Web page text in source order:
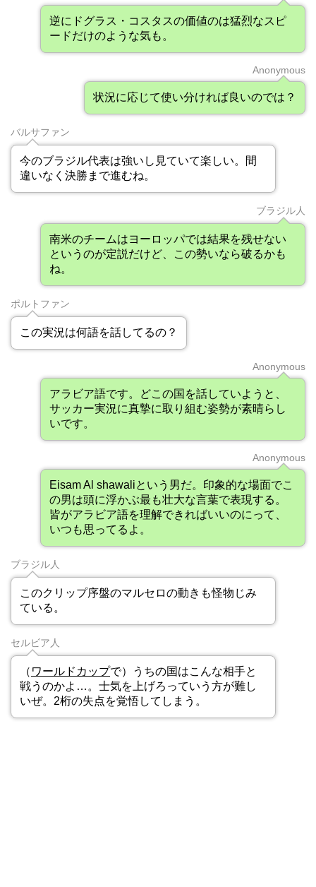
逆にドグラス・コスタスの価値のは猛烈なスピ
ードだけのような気も。
Anonymous
状況に応じて使い分ければ良いのでは？
バルサファン
今のブラジル代表は強いし見ていて楽しい。間
違いなく決勝まで進むね。
ブラジル人
南米のチームはヨーロッパでは結果を残せない
というのが定説だけど、この勢いなら破るかも
ね。
ポルトファン
この実況は何語を話してるの？
Anonymous
アラビア語です。どこの国を話していようと、
サッカー実況に真摯に取り組む姿勢が素晴らし
いです。
Anonymous
Eisam Al shawaliという男だ。印象的な場面でこ
の男は頭に浮かぶ最も壮大な言葉で表現する。
皆がアラビア語を理解できればいいのにって、
いつも思ってるよ。
ブラジル人
このクリップ序盤のマルセロの動きも怪物じみ
ている。
セルビア人
（ ワールドカップで）うちの国はこんな相手と
戦うのかよ…。士気を上げろっていう方が難し
いぜ。2桁の失点を覚悟してしまう。